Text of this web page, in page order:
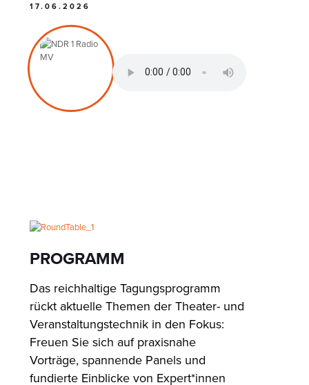
17.06.2026
PROGRAMM
Das reichhaltige Tagungsprogramm
rückt aktuelle Themen der Theater- und
Veranstaltungstechnik in den Fokus:
Freuen Sie sich auf praxisnahe
Vorträge, spannende Panels und
fundierte Einblicke von Expert*innen